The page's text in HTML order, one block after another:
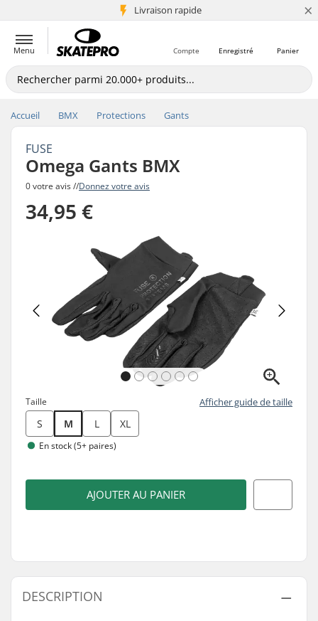
Livraison rapide
+5 mio de clients ×
Menu Panier
Enregistré
Compte
Accueil BMX Protections Gants
FUSE
Omega Gants BMX
0 votre avis //Donnez votre avis
34,95 €
Taille Afficher guide de taille
S M L XL
En stock (5+ paires)
AJOUTER AU PANIER
DESCRIPTION